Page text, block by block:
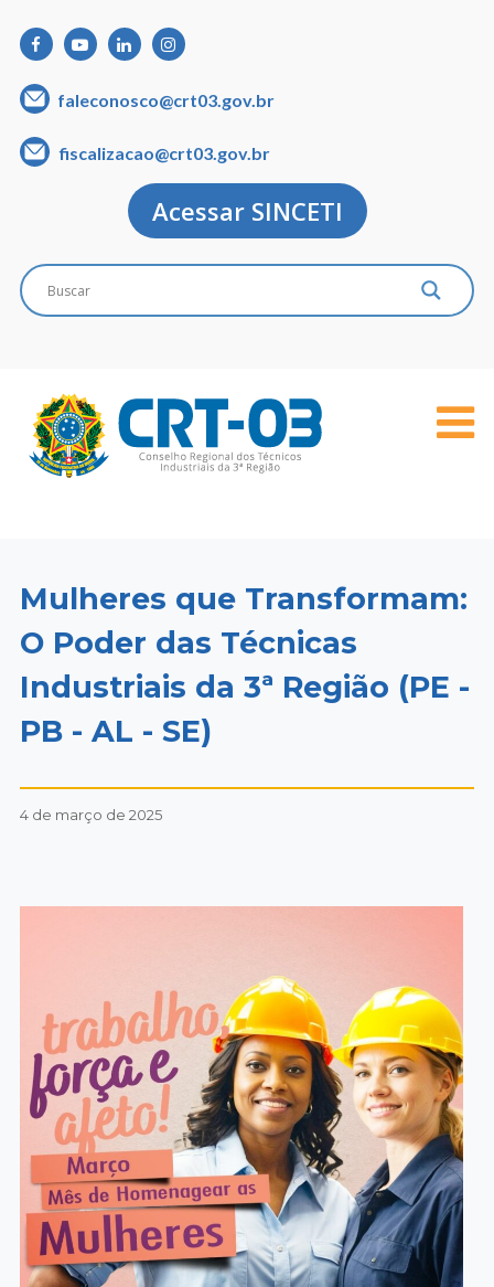
faleconosco@crt03.gov.br
fiscalizacao@crt03.gov.br
Acessar SINCETI
Mulheres que Transformam:
O Poder das Técnicas
Industriais da 3ª Região (PE -
PB - AL - SE)
4 de março de 2025